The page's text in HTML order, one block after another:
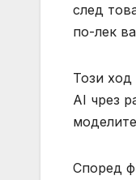
след
по-лек
Този ход
AI чрез
Според